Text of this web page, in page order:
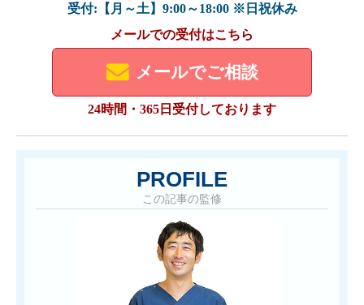
受付:【月～土】9:00～18:00 ※日祝休み
メールでの受付はこちら
メールでご相談
24時間・365日受付しております
PROFILE
この記事の監修